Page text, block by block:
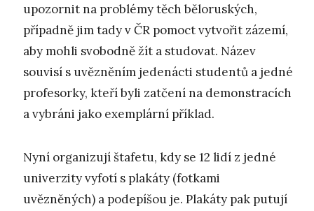
upozornit na problémy těch běloruských,
případně jim tady v ČR pomoct vytvořit zázemí,
aby mohli svobodně žít a studovat. Název
souvisí s uvězněním jedenácti studentů a jedné
profesorky, kteří byli zatčení na demonstracích
a vybráni jako exemplární příklad.
Nyní organizují štafetu, kdy se 12 lidí z jedné
univerzity vyfotí s plakáty (fotkami
uvězněných) a podepíšou je. Plakáty pak putují